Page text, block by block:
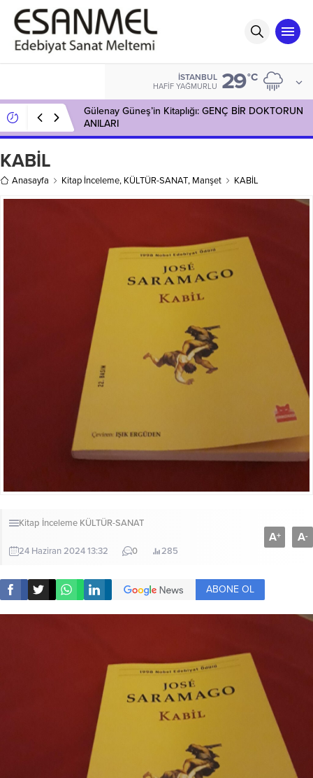
İSTANBUL
HAFIF YAĞMURLU 29°C
Gülenay Güneş’in Kitaplığı: GENÇ BİR DOKTORUN
ANILARI
KABİL
Anasayfa Kitap İnceleme, KÜLTÜR-SANAT, Manşet KABİL
Kitap İnceleme KÜLTÜR-SANAT
24 Haziran 2024 13:32 0 285
A+ A-
ABONE OL